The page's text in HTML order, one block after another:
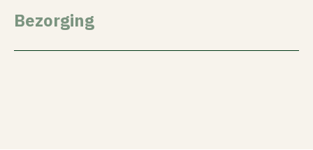
Bezorging